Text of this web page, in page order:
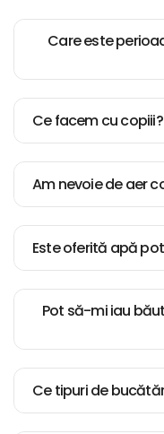
Care este
Ce facem cu copiii?
Am nevoie de aer
Este oferită apă
Pot să-mi iau
Ce tipuri de